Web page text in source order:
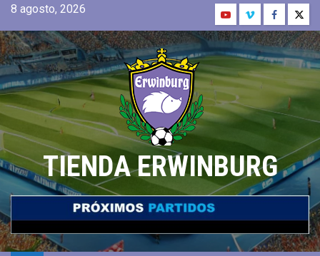
8 agosto, 2026
TIENDA ERWINBURG